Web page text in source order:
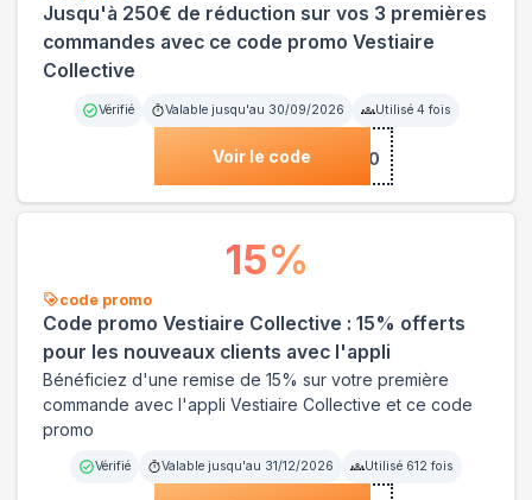
Jusqu'à 250€ de réduction sur vos 3 premières
commandes avec ce code promo Vestiaire
Collective
Vérifié Valable jusqu'au 30/09/2026 Utilisé 4 fois
Voir le code***10100
code promo
Code promo Vestiaire Collective : 15% offerts
pour les nouveaux clients avec l'appli
Bénéficiez d'une remise de 15% sur votre première
commande avec l'appli Vestiaire Collective et ce code
promo
Vérifié Valable jusqu'au 31/12/2026 Utilisé 612 fois
15%